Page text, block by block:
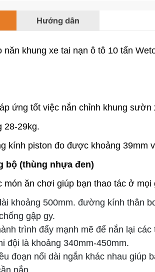
Hướng dẫn
khung xe tai nạn ô tô 10 tấn
ứng tốt việc nắn chỉnh khung sườn
28-29kg.
kính piston đo được khoảng 39mm
bộ (thùng nhựa đen)
ăn chơi giúp bạn thao tác ở mọi
khoảng 500mm. đường kính thân
gập gy.
trình đẩy mạnh mẽ để nắn lại
đội là khoảng 340mm-450mm.
đoạn nối dài ngắn khác nhau giúp
nắn.